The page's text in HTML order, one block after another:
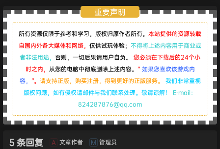
重要声明
所有资源仅限于参考和学习，版权归原作者所有。 本站提供的资源转载
自国内外各大媒体和网络， 仅供试玩体验； 不得将上述内容用于商业或
者非法用途， 否则，一切后果请用户自负。
您必须在下载后的24个小
时之内， 从您的电脑中彻底删除上述内容。 “如果您喜欢该游戏内
容， ”。 请支持正版，购买注册，得到更好的正版服务。 我们非常重视
版权问题，如有侵权请邮件与我们联系处理。敬请谅解！ E-mail：
824287876@qq.com
5 条回复 A 文章作者 M 管理员